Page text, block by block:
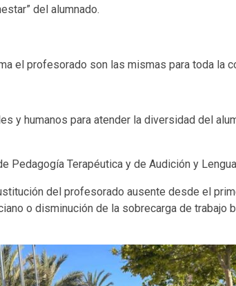
del alumnado.
el profesorado son las mismas para toda la
y humanos para atender la diversidad del
Pedagogía Terapéutica y de Audición y
del profesorado ausente desde el
o disminución de la sobrecarga de trabajo